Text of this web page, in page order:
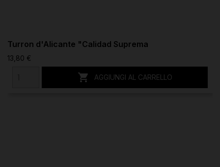
Turron d'Alicante "Calidad Suprema
13,80 €
 AGGIUNGI AL CARRELLO